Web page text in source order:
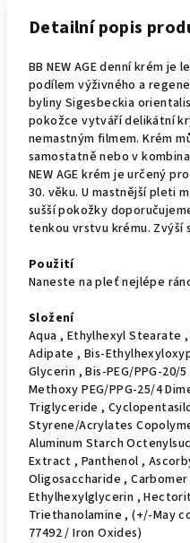
Detailní popis
BB NEW AGE denní krém je
podílem výživného a
byliny Sigesbeckia
pokožce vytváří delikátní
nemastným filmem. Krém
samostatně nebo v
NEW AGE krém je určený
30. věku. U mastnější pleti
sušší pokožky
tenkou vrstvu krému. Zvýší
Použití
Naneste na pleť nejlépe
Složení
Aqua , Ethylhexyl Stearate
Adipate , Bis-
Glycerin , Bis-PEG/PPG-20/
Methoxy PEG/PPG-25/4
Triglyceride ,
Styrene/Acrylates
Aluminum Starch
Extract , Panthenol ,
Oligosaccharide ,
Ethylhexylglycerin ,
Triethanolamine , (+/-May
77492 / Iron Oxides)